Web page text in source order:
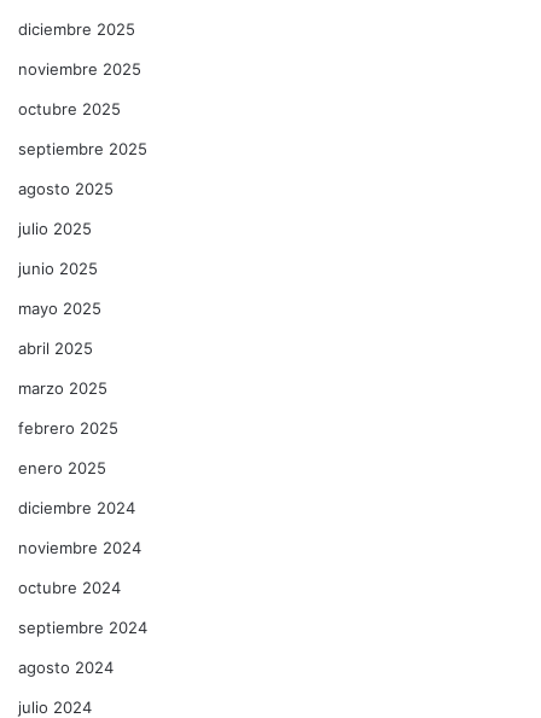
diciembre 2025
noviembre 2025
octubre 2025
septiembre 2025
agosto 2025
julio 2025
junio 2025
mayo 2025
abril 2025
marzo 2025
febrero 2025
enero 2025
diciembre 2024
noviembre 2024
octubre 2024
septiembre 2024
agosto 2024
julio 2024